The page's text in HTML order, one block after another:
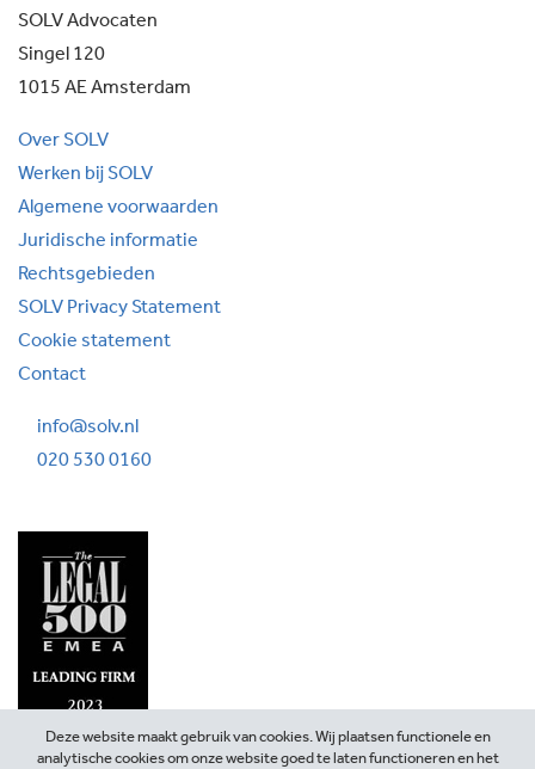
SOLV Advocaten
Singel 120
1015 AE Amsterdam
Over SOLV
Werken bij SOLV
Algemene voorwaarden
Juridische informatie
Rechtsgebieden
SOLV Privacy Statement
Cookie statement
Contact
info@solv.nl
020 530 0160
Deze website maakt gebruik van cookies. Wij plaatsen functionele en
analytische cookies om onze website goed te laten functioneren en het